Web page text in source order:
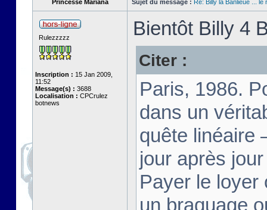
Princesse Mariana Sujet du message : Re: Billy la Banlieue ... le
Rulezzzzz
Inscription : 15 Jan 2009,
11:52
Message(s) : 3688
Localisation : CPCrulez
botnews
Bientôt Billy 4
Citer :
Paris, 1986.
dans un
quête linéaire
jour après
Payer le loyer
un braquage